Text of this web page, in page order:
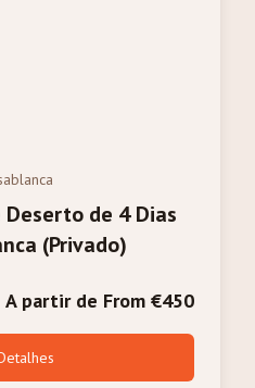
de 4 Dias
(Privado)
A partir de From €450